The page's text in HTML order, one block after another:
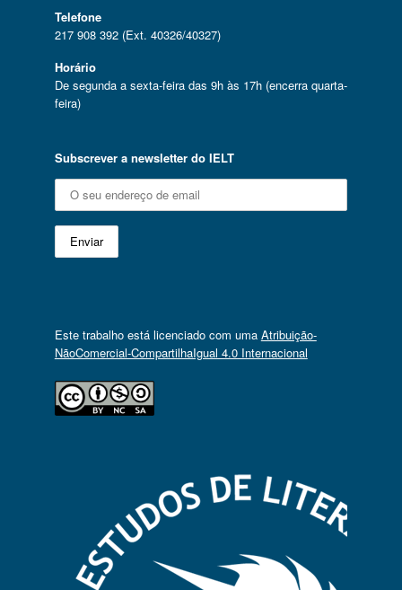
Telefone
217 908 392 (Ext. 40326/40327)
Horário
De segunda a sexta-feira das 9h às 17h (encerra quarta-
feira)
Subscrever a newsletter do IELT
Este trabalho está licenciado com uma Atribuição-
NãoComercial-CompartilhaIgual 4.0 Internacional